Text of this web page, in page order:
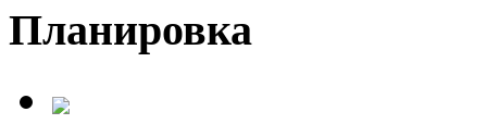
Планировка